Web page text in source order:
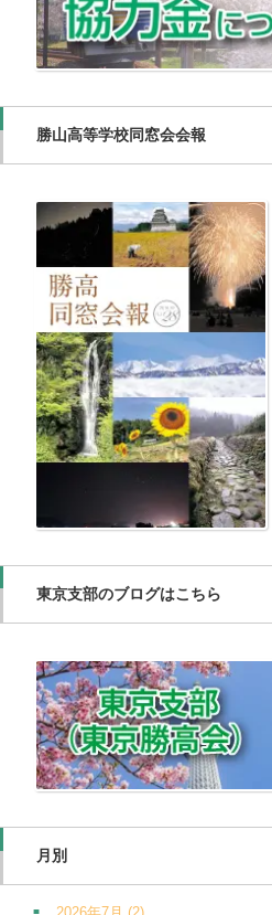
勝山高等学校同窓会会報
東京支部のブログはこちら
月別